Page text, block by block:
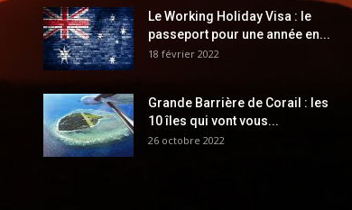
Le Working Holiday Visa : le
passeport pour une année en...
18 février 2022
Grande Barrière de Corail : les
10 îles qui vont vous...
26 octobre 2022